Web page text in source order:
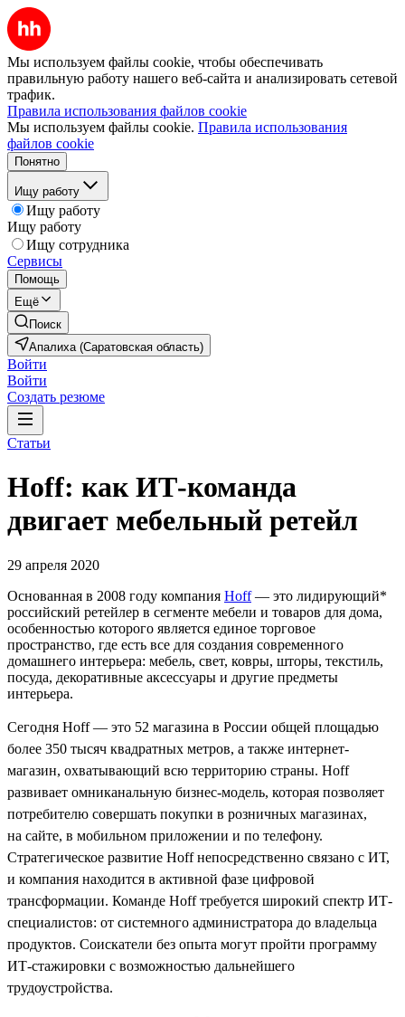
Мы используем файлы cookie, чтобы обеспечивать
правильную работу нашего веб-сайта и анализировать сетевой
трафик.
Правила использования файлов cookie
Мы используем файлы cookie. Правила использования
файлов cookie
Понятно
Ищу работу
Ищу работу
Ищу работу
Ищу сотрудника
Сервисы
Помощь
Ещё
Поиск
Апалиха (Саратовская область)
Войти
Войти
Создать резюме
Статьи
Hoff: как ИТ-команда
двигает мебельный ретейл
29 апреля 2020
Основанная в 2008 году компания Hoff— это лидирующий*
российский ретейлер в сегменте мебели и товаров для дома,
особенностью которого является единое торговое
пространство, где есть все для создания современного
домашнего интерьера: мебель, свет, ковры, шторы, текстиль,
посуда, декоративные аксессуары и другие предметы
интерьера.
Сегодня Hoff — это 52 магазина в России общей площадью
более 350 тысяч квадратных метров, а также интернет-
магазин, охватывающий всю территорию страны. Hoff
развивает омниканальную бизнес-модель, которая позволяет
потребителю совершать покупки в розничных магазинах,
на сайте, в мобильном приложении и по телефону.
Стратегическое развитие Hoff непосредственно связано с ИТ,
и компания находится в активной фазе цифровой
трансформации. Команде Hoff требуется широкий спектр ИТ-
специалистов: от системного администратора до владельца
продуктов. Соискатели без опыта могут пройти программу
ИТ-стажировки с возможностью дальнейшего
трудоустройства.